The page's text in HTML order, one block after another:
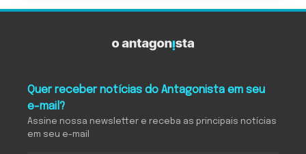
Quer receber notícias do Antagonista em seu
e-mail?
Assine nossa newsletter e receba as principais notícias
em seu e-mail